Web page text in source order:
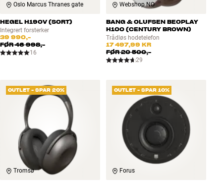
Oslo Marcus Thranes gate
HEGEL H190V (SORT)
Integrert forsterker
39 990,-
FØR46 998,-
16
Webshop NO
BANG & OLUFSEN BEOPLAY
H100 (CENTURY BROWN)
Trådløs hodetelefon
17 497,99 KR
FØR20 500,-
29
OUTLET - SPAR 20%
Tromsø
OUTLET - SPAR 10%
Forus